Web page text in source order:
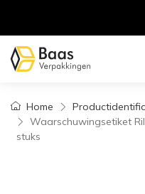
Home
Waarschuwingsetiket
stuks